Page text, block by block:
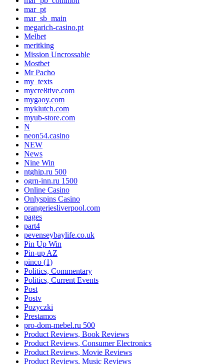
mar_pt
mar_sb_main
megarich-casino.pt
Melbet
meritking
Mission Uncrossable
Mostbet
Mr Pacho
my_texts
mycre8tive.com
mygaoy.com
myklutch.com
myub-store.com
N
neon54.casino
NEW
News
Nine Win
ntghip.ru 500
ogrn-inn.ru 1500
Online Casino
Onlyspins Casino
orangeriesliverpool.com
pages
part4
pevenseybaylife.co.uk
Pin Up Win
Pin-up AZ
pinco (1)
Politics, Commentary
Politics, Current Events
Post
Postv
Pozyczki
Prestamos
pro-dom-mebel.ru 500
Product Reviews, Book Reviews
Product Reviews, Consumer Electronics
Product Reviews, Movie Reviews
Product Reviews, Music Reviews